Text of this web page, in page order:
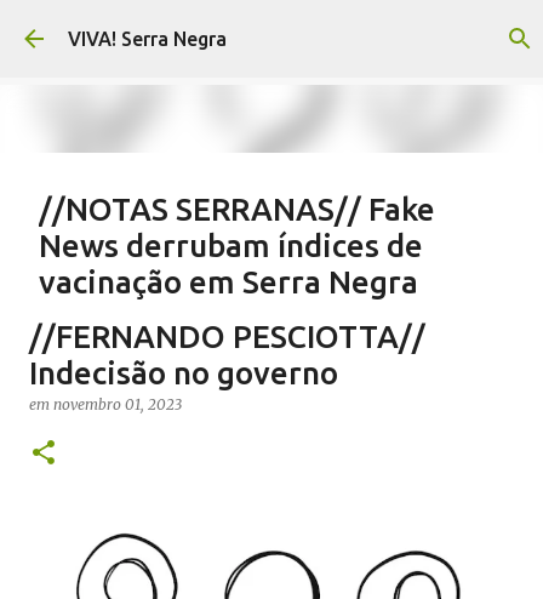
Pular para o conteúdo principal
VIVA! Serra Negra
//NOTAS SERRANAS// Fake
News derrubam índices de
vacinação em Serra Negra
SALETE SILVA VACINAÇÃO SERRA NEGRA
//FERNANDO PESCIOTTA//
Indecisão no governo
em novembro 01, 2023